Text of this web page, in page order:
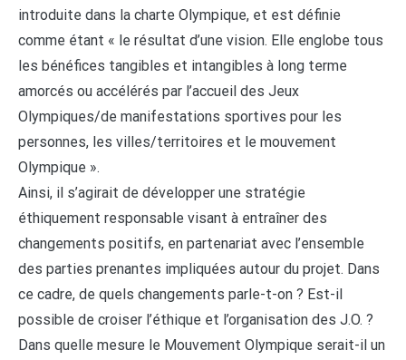
introduite dans la charte Olympique, et est définie
comme étant « le résultat d’une vision. Elle englobe tous
les bénéfices tangibles et intangibles à long terme
amorcés ou accélérés par l’accueil des Jeux
Olympiques/de manifestations sportives pour les
personnes, les villes/territoires et le mouvement
Olympique ».
Ainsi, il s’agirait de développer une stratégie
éthiquement responsable visant à entraîner des
changements positifs, en partenariat avec l’ensemble
des parties prenantes impliquées autour du projet. Dans
ce cadre, de quels changements parle-t-on ? Est-il
possible de croiser l’éthique et l’organisation des J.O. ?
Dans quelle mesure le Mouvement Olympique serait-il un